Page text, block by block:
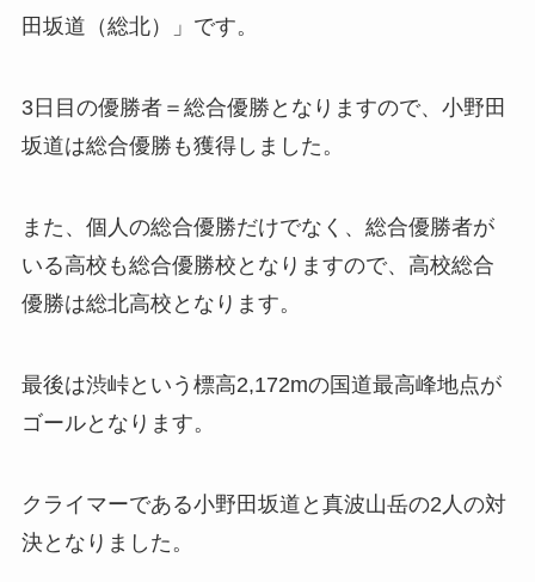
田坂道（総北）」です。
3日目の優勝者＝総合優勝となりますので、小野田
坂道は総合優勝も獲得しました。
また、個人の総合優勝だけでなく、総合優勝者が
いる高校も総合優勝校となりますので、高校総合
優勝は総北高校となります。
最後は渋峠という標高2,172mの国道最高峰地点が
ゴールとなります。
クライマーである小野田坂道と真波山岳の2人の対
決となりました。